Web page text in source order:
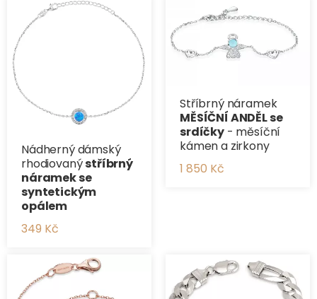
Nádherný dámský
rhodiovanýstříbrný
náramek se
syntetickým
opálem
349 Kč
Stříbrný náramek
MĚSÍČNÍ ANDĚL se
srdíčky- měsíční
kámen a zirkony
1 850 Kč